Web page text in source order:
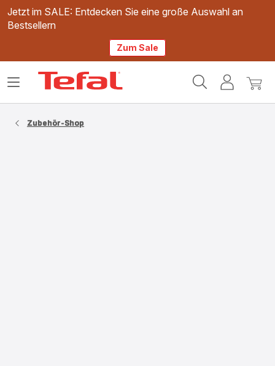
Jetzt im SALE: Entdecken Sie eine große Auswahl an
Bestsellern
Zum Sale
Mein
Mein
Das
Zubehör-Shop